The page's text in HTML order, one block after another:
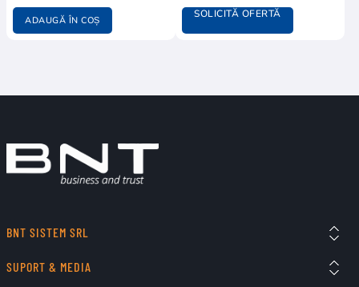
ADAUGĂ ÎN COȘ
SOLICITĂ OFERTĂ
BNT SISTEM SRL
SUPORT & MEDIA